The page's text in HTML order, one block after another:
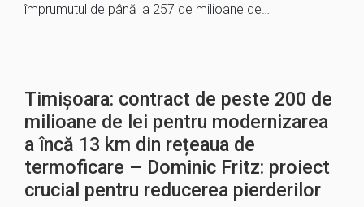
împrumutul de până la 257 de milioane de…
Timișoara: contract de peste 200 de
milioane de lei pentru modernizarea
a încă 13 km din rețeaua de
termoficare – Dominic Fritz: proiect
crucial pentru reducerea pierderilor